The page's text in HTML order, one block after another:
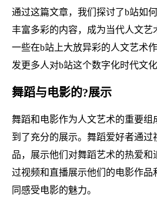
通过这篇文章，我们探讨了b站如
丰富多彩的内容，成为当代人文艺
一些在b站上大放异彩的人文艺术
发更多人对b站这个数字化时代文
舞蹈与电影的?展示
舞蹈和电影作为人文艺术的重要组
到了充分的展示。舞蹈爱好者通过
品，展示他们对舞蹈艺术的热爱和
过视频和直播展示他们的电影作品
同感受电影的魅力。